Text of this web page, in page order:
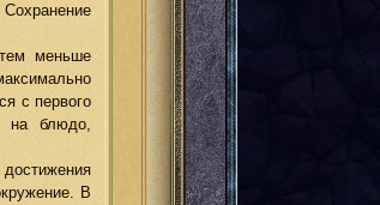
меньше
с первого
на блюдо,
В